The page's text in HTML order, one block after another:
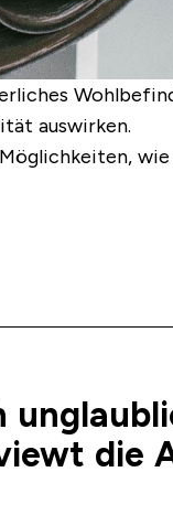
auswirken.
die